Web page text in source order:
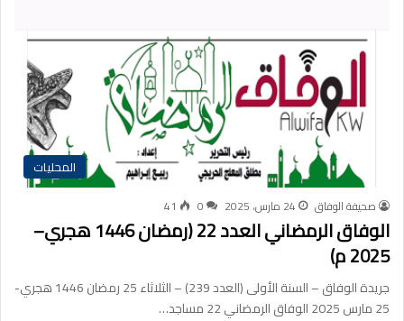
المحليات
صحيفة الوفاق 24 مارس، 2025 0
41
الوفاق الرمضاني العدد 22 (رمضان 1446 هجري–
2025 م)
جريدة الوفاق – السنة الأولى (العدد 239) – الثلاثاء 25 رمضان 1446 هجري-
25 مارس 2025 الوفاق الرمضاني 22 مساجد…